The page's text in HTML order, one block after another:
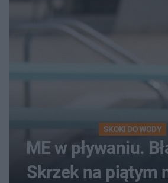
SKOKI DO WODY
ME w pływaniu.
Skrzek na piątym